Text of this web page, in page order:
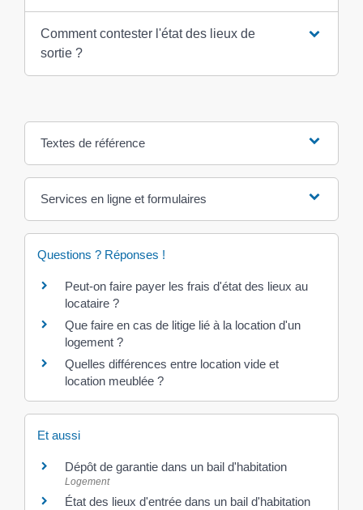
Comment contester l'état des lieux de
sortie ?
Textes de référence
Services en ligne et formulaires
Questions ? Réponses !
Peut-on faire payer les frais d'état des lieux au
locataire ?
Que faire en cas de litige lié à la location d'un
logement ?
Quelles différences entre location vide et
location meublée ?
Et aussi
Dépôt de garantie dans un bail d'habitation
Logement
État des lieux d'entrée dans un bail d'habitation